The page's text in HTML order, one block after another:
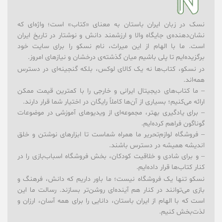
نسک در زبان ایران باستان به معنای «کتاب» است؛ واژه‌ای که
نشان‌دهنده‌ی جایگاه والا و ارزشمند دانش و نوشتار در تاریخ ایران
است. ما با الهام از این میراث، نام نسکو را برای سایت خود
برگزیده‌ایم تا پلی باشیم میان گذشته‌ی درخشان و نیازهای امروز.
در نسکو، کتاب‌ها نه یک کالای لوکس، بلکه گنجینه‌ای در دسترس
همه‌اند.
– ما کتاب‌های دیجیتال ایرانی و خارجی را با کمترین قیمت ممکن
ارائه می‌کنیم؛ بسیاری از آن‌ها کاملاً رایگان در اختیار شما قرار دارند.
– برای یادگیری بهتر، مجموعه‌ای از ویدیوهای آموزشی در موضوعات
گوناگون فراهم کرده‌ایم.
– فروشگاه لوازم‌تحریر ما همراه شماست تا ابزارهای نوشتن و خلق
اندیشه همیشه در دسترس باشند.
– و برای شادی و خلاقیت کودکان، بخش فروشگاه اسباب‌بازی را در
کنار کتاب‌ها قرار داده‌ایم.
نسکو تنها یک فروشگاه نیست؛ ما باور داریم که دانش، فرهنگ و
بازی می‌توانند در کنار هم آینده‌ای روشن‌تر بسازند. رسالت ما این
است که با الهام از ایران باستان، دانایی را برای همه آسان، ارزان و
لذت‌بخش کنیم.